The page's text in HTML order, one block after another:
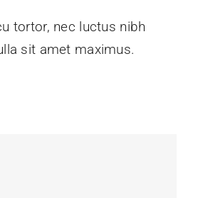
tortor, nec luctus nibh
sit amet maximus.